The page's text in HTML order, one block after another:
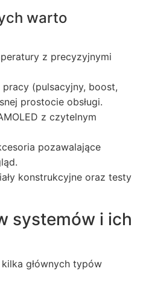
warto
z precyzyjnymi
(pulsacyjny, boost,
prostocie obsługi.
z czytelnym
pozawalające
konstrukcyjne oraz testy
systemów i ich
głównych typów